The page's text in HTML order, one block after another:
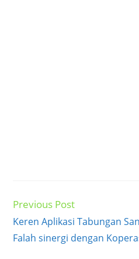
Read
articles
Previous Post
Keren Aplikasi Tabungan
Falah sinergi dengan